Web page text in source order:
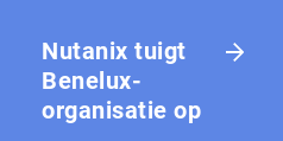
Nutanix tuigt
Benelux-
organisatie op